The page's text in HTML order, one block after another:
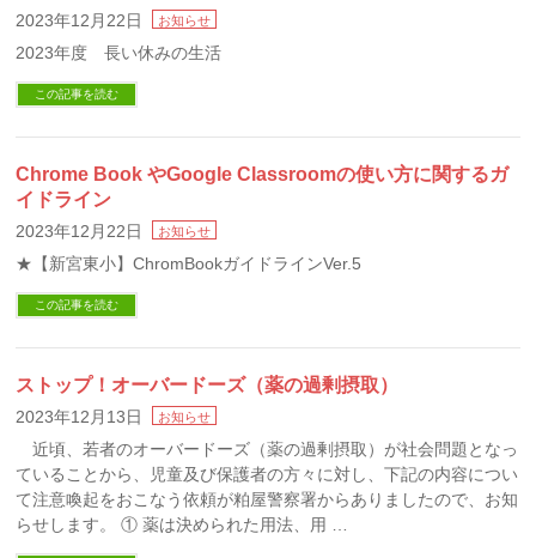
2023年12月22日 お知らせ
2023年度 長い休みの生活
この記事を読む
Chrome Book やGoogle Classroomの使い方に関するガ
イドライン
2023年12月22日 お知らせ
★【新宮東小】ChromBookガイドラインVer.5
この記事を読む
ストップ！オーバードーズ（薬の過剰摂取）
2023年12月13日 お知らせ
近頃、若者のオーバードーズ（薬の過剰摂取）が社会問題となっ
ていることから、児童及び保護者の方々に対し、下記の内容につい
て注意喚起をおこなう依頼が粕屋警察署からありましたので、お知
らせします。 ① 薬は決められた用法、用 …